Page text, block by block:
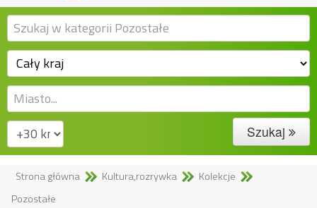
Szukaj
Strona główna Kultura,rozrywka
Kolekcje
Pozostałe